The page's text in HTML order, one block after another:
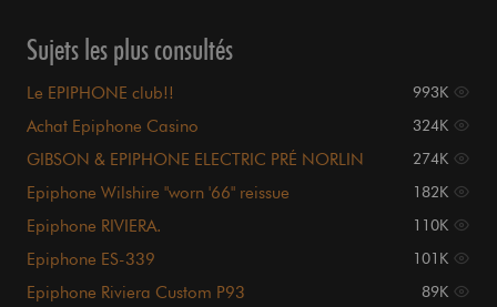
Sujets les plus consultés
Le EPIPHONE club!! 993K
Achat Epiphone Casino 324K
GIBSON & EPIPHONE ELECTRIC PRÉ NORLIN 274K
Epiphone Wilshire "worn '66" reissue 182K
Epiphone RIVIERA. 110K
Epiphone ES-339 101K
Epiphone Riviera Custom P93 89K